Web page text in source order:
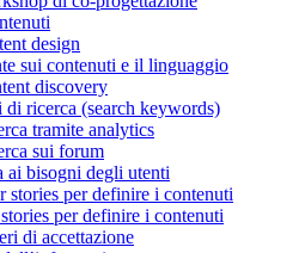
design
sui contenuti e il linguaggio
discovery
di ricerca (search keywords)
tramite analytics
sui forum
ai bisogni degli utenti
stories per definire i contenuti
per definire i contenuti
di accettazione